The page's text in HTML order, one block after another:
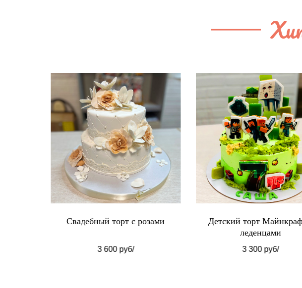
Свадебный торт с розами
3 600 руб/
Детский торт
леденцами
3 300 руб/